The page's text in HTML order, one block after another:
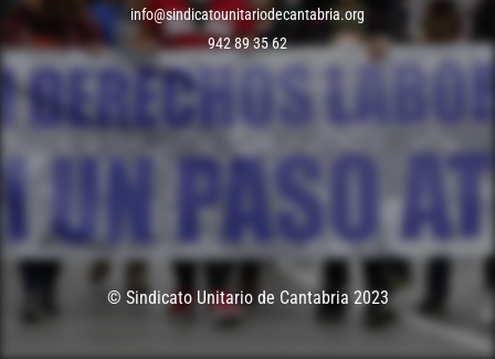
info@sindicatounitariodecantabria.org
942 89 35 62
© Sindicato Unitario de Cantabria 2023